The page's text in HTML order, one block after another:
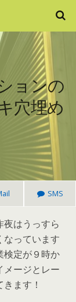
ョンの
穴埋め
SMS
はうっすら
なっています
定が９時か
ージとレー
ます！